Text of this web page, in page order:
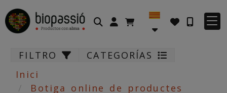
Identifícat
FILTRO
CATEGORÍAS
Inici
Botiga online de productes